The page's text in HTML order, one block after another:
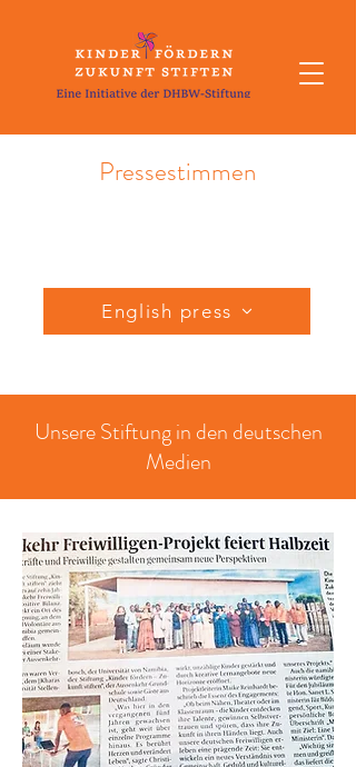
Pressestimmen
English press
Unsere Stiftung in den deutschen
Medien